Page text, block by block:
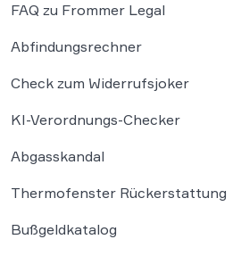
FAQ zu Frommer Legal
Abfindungsrechner
Check zum Widerrufsjoker
KI-Verordnungs-Checker
Abgasskandal
Thermofenster Rückerstattung
Bußgeldkatalog